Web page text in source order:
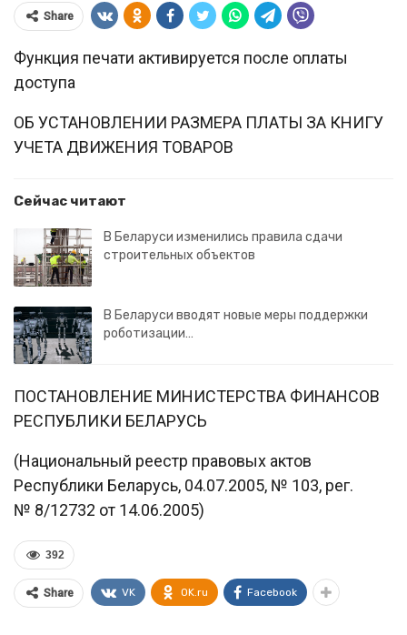
Share
Функция печати активируется после оплаты
доступа
ОБ УСТАНОВЛЕНИИ РАЗМЕРА ПЛАТЫ ЗА КНИГУ
УЧЕТА ДВИЖЕНИЯ ТОВАРОВ
Сейчас читают
В Беларуси изменились правила сдачи
строительных объектов
В Беларуси вводят новые меры поддержки
роботизации…
ПОСТАНОВЛЕНИЕ МИНИСТЕРСТВА ФИНАНСОВ
РЕСПУБЛИКИ БЕЛАРУСЬ
(Национальный реестр правовых актов
Республики Беларусь, 04.07.2005, № 103, рег.
№ 8/12732 от 14.06.2005)
392
Share VK OK.ru Facebook